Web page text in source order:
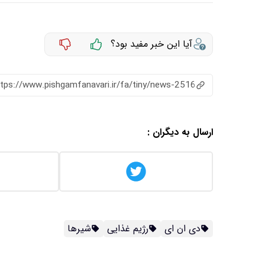
آیا این خبر مفید بود؟
www.pishgamfanavari.ir/fa/tiny/news-2516
ارسال به دیگران :
دی ان ای رژیم غذایی شیرها